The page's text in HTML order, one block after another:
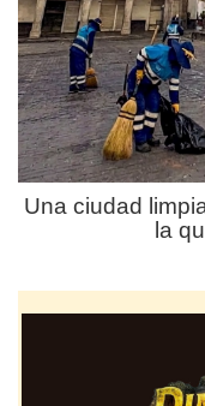
Una ciudad
la